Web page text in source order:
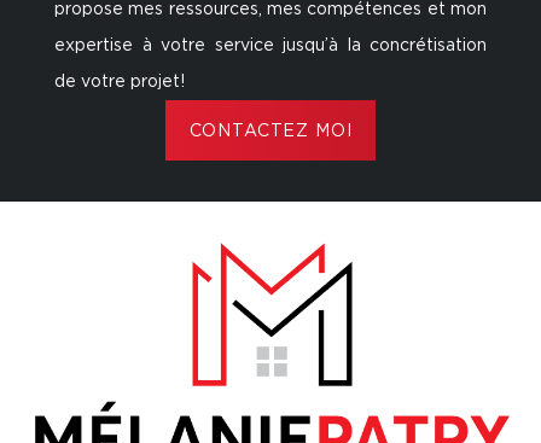
propose mes ressources, mes compétences et mon
expertise à votre service jusqu’à la concrétisation
de votre projet!
CONTACTEZ MOI